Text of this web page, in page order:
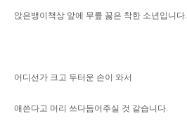
앉은뱅이책상 앞에 무릎 꿇은 착한 소년입니다.
어디선가 크고 두터운 손이 와서
애쓴다고 머리 쓰다듬어주실 것 같습니다.